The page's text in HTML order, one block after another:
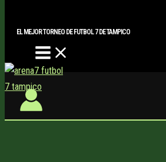
EL MEJOR TORNEO DE FUTBOL 7 DE TAMPICO